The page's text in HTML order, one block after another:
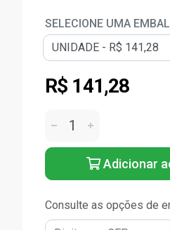
SELECIONE UMA
R$ 141,28
Adicionar
Consulte as opções de